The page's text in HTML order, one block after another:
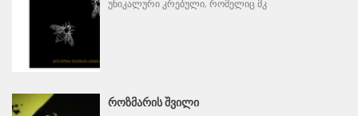
უნიკალური კრებული, რომელიც მკ
ᲠᲝᲖᲛᲐᲠᲘᲡ ᲨᲕᲘᲚᲘ